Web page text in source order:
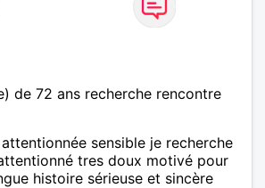
de 72 ans recherche rencontre
sensible je recherche
tres doux motivé pour
histoire sérieuse et sincère